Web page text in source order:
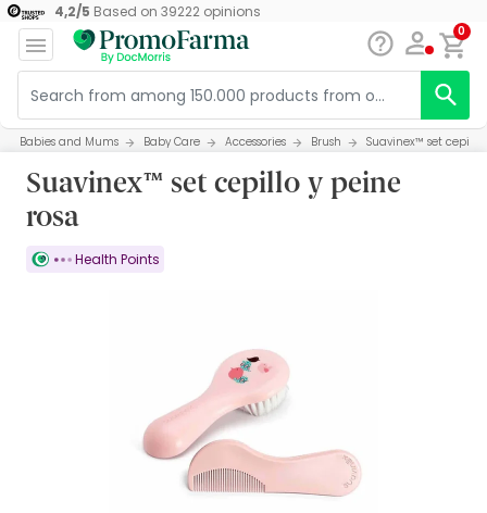
4,2/5 Based on 39222opinions
0
Babies and Mums Baby Care Accessories Brush Suavinex™ set cepillo
Suavinex™ set cepillo y peine
rosa
Health Points